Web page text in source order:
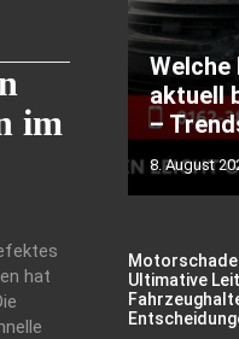
im
hat
Welche
aktuell
–
8. August
Ultimative